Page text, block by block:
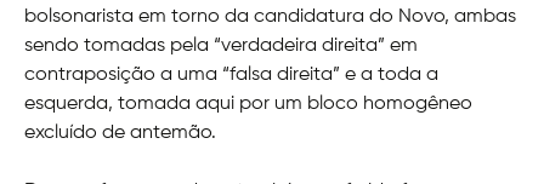
bolsonarista em torno da candidatura do Novo, ambas
sendo tomadas pela “verdadeira direita” em
contraposição a uma “falsa direita” e a toda a
esquerda, tomada aqui por um bloco homogêneo
excluído de antemão.